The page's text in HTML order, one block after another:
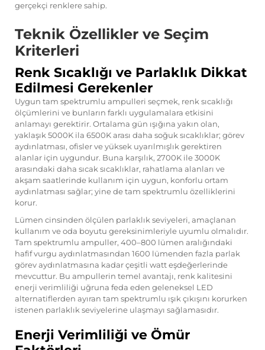
gerçekçi renklere sahip.
Teknik Özellikler ve Seçim
Kriterleri
Renk Sıcaklığı ve Parlaklık Dikkat
Edilmesi Gerekenler
Uygun tam spektrumlu ampulleri seçmek, renk sıcaklığı
ölçümlerini ve bunların farklı uygulamalara etkisini
anlamayı gerektirir. Ortalama gün ışığına yakın olan,
yaklaşık 5000K ila 6500K arası daha soğuk sıcaklıklar; görev
aydınlatması, ofisler ve yüksek uyarılmışlık gerektiren
alanlar için uygundur. Buna karşılık, 2700K ile 3000K
arasındaki daha sıcak sıcaklıklar, rahatlama alanları ve
akşam saatlerinde kullanım için uygun, konforlu ortam
aydınlatması sağlar; yine de tam spektrumlu özelliklerini
korur.
Lümen cinsinden ölçülen parlaklık seviyeleri, amaçlanan
kullanım ve oda boyutu gereksinimleriyle uyumlu olmalıdır.
Tam spektrumlu ampuller, 400–800 lümen aralığındaki
hafif vurgu aydınlatmasından 1600 lümenden fazla parlak
görev aydınlatmasına kadar çeşitli watt eşdeğerlerinde
mevcuttur. Bu ampullerin temel avantajı, renk kalitesini
enerji verimliliği uğruna feda eden geleneksel LED
alternatiflerden ayıran tam spektrumlu ışık çıkışını korurken
istenen parlaklık seviyelerine ulaşmayı sağlamasıdır.
Enerji Verimliliği ve Ömür